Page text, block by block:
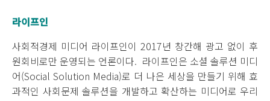
라이프인
사회적경제 미디어 라이프인이 2017년 창간해 광고 없이 후
원회비로만 운영되는 언론이다. 라이프인은 소셜 솔루션 미디
어(Social Solution Media)로 더 나은 세상을 만들기 위해 효
과적인 사회문제 솔루션을 개발하고 확산하는 미디어로 우리